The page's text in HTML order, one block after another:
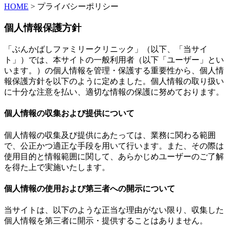
HOME > プライバシーポリシー
個人情報保護方針
「ぶんかばしファミリークリニック」（以下、「当サイ
ト」）では、本サイトの一般利用者（以下「ユーザー」とい
います。）の個人情報を管理・保護する重要性から、個人情
報保護方針を以下のように定めました。個人情報の取り扱い
に十分な注意を払い、適切な情報の保護に努めております。
個人情報の収集および提供について
個人情報の収集及び提供にあたっては、業務に関わる範囲
で、公正かつ適正な手段を用いて行います。また、その際は
使用目的と情報範囲に関して、あらかじめユーザーのご了解
を得た上で実施いたします。
個人情報の使用および第三者への開示について
当サイトは、以下のような正当な理由がない限り、収集した
個人情報を第三者に開示・提供することはありません。